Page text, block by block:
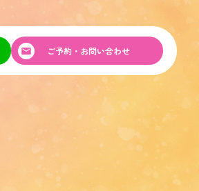
ご予約・お問い合わせ